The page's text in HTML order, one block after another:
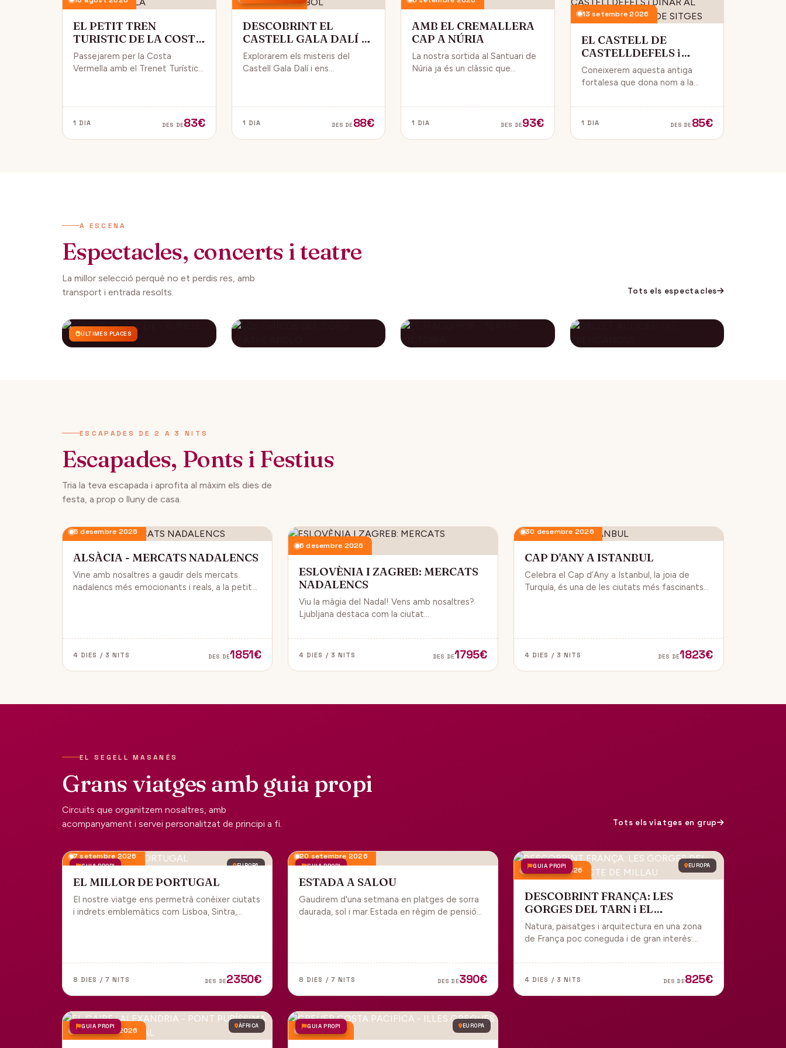
EL PETIT TREN
TURISTIC DE LA COSTA
VERMELLA
Passejarem per la Costa
Vermella amb el Trenet Turístic,
vistes de la Mar Mediterrània.
1 DIA DES DE83€
DESCOBRINT EL
CASTELL GALA DALÍ A
PÚBOL
Explorarem els misteris del
Castell Gala Dalí i ens
de Dalí.
1 DIA DES DE 88€
AMB EL CREMALLERA
CAP A NÚRIA
La nostra sortida al Santuari de
Núria ja és un clàssic que
veurem des del Cremallera.
1 DIA DES DE93€
13 setembre 2026
EL CASTELL DE
CASTELLDEFELS i
DINAR AL PASSEIG
MARITIM DE SITGES
Coneixerem aquesta antiga
fortalesa que dona nom a la
un punt estratègic amb vistes al
mar Mediterrani.
1 DIA DES DE 85€
A ESCENA
Espectacles, concerts i teatre
La millor selecció perquè no et perdis res, amb
transport i entrada resolts.
Tots els espectacles
ÚLTIMES PLACES
ESCAPADES DE 2 A 3 NITS
Escapades, Ponts i Festius
Tria la teva escapada i aprofita al màxim els dies de
festa, a prop o lluny de casa.
5 desembre 2026
ALSÀCIA - MERCATS NADALENCS
Vine amb nosaltres a gaudir dels mercats
nadalencs més emocionants i reals, a la petita
4 DIES / 3 NITS DES DE1851€
6 desembre 2026
ESLOVÈNIA I ZAGREB: MERCATS
NADALENCS
Viu la màgia del Nadal! Vens amb nosaltres?
Ljubljana destaca com la ciutat
reconeguda com una de les millors
destinacions nadalenques d’Europa.
4 DIES / 3 NITS DES DE1795€
30 desembre 2026
CAP D'ANY A ISTANBUL
Celebra el Cap d’Any a Istanbul, la joia de
Turquía, és una de les ciutats més fascinants
4 DIES / 3 NITS DES DE1823€
EL SEGELL MASANÉS
Grans viatges amb guia propi
Circuits que organitzem nosaltres, amb
acompanyament i servei personalitzat de principi a fi.
Tots els viatges en grup
GUIA PROPI EUROPA
7 setembre 2026
EL MILLOR DE PORTUGAL
El nostre viatge ens permetrà conèixer ciutats
i indrets emblemàtics com Lisboa, Sintra,
8 DIES / 7 NITS DES DE2350€
GUIA PROPI
20 setembre 2026
ESTADA A SALOU
Gaudirem d'una setmana en platges de sorra
daurada, sol i mar.Estada en règim de pensió
8 DIES / 7 NITS DES DE390€
GUIA PROPI EUROPA
9 octubre 2026
DESCOBRINT FRANÇA: LES
GORGES DEL TARN i EL
VIADUCTE DE MILLAU
Natura, paisatges i arquitectura en una zona
de França poc coneguda i de gran interès:
l'impressionant Viaducte de Millau.
4 DIES / 3 NITS DES DE825€
GUIA PROPI ÀFRICA
4 desembre 2026 GUIA PROPI EUROPA
18 juny 2027